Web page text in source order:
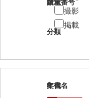
小田家文
小田家文
請求番号
分類
数量
撮影
掲載
8
文書名
年代